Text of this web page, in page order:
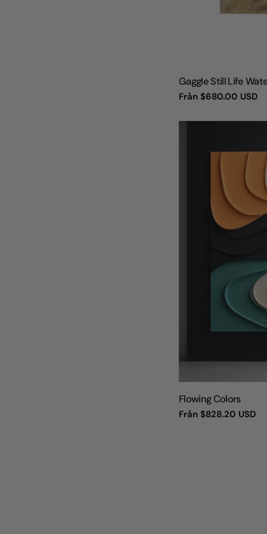
TYP:
Gaggle Still Life
Vanligt
Från $680.00 USD
TYP:
Flowing Colors
Vanligt
Från $828.20 USD